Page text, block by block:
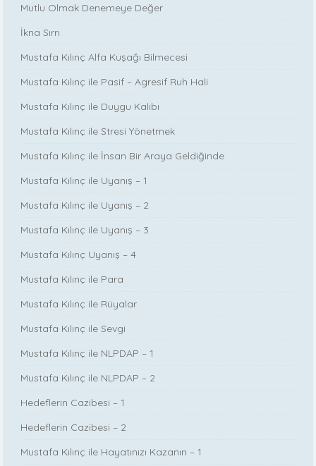
Mutlu Olmak Denemeye Değer
İkna Sırrı
Mustafa Kılınç Alfa Kuşağı Bilmecesi
Mustafa Kılınç ile Pasif – Agresif Ruh Hali
Mustafa Kılınç ile Duygu Kalıbı
Mustafa Kılınç ile Stresi Yönetmek
Mustafa Kılınç ile İnsan Bir Araya Geldiğinde
Mustafa Kılınç ile Uyanış – 1
Mustafa Kılınç ile Uyanış – 2
Mustafa Kılınç ile Uyanış – 3
Mustafa Kılınç Uyanış – 4
Mustafa Kılınç ile Para
Mustafa Kılınç ile Rüyalar
Mustafa Kılınç ile Sevgi
Mustafa Kılınç ile NLPDAP – 1
Mustafa Kılınç ile NLPDAP – 2
Hedeflerin Cazibesi – 1
Hedeflerin Cazibesi – 2
Mustafa Kılınç ile Hayatınızı Kazanın – 1